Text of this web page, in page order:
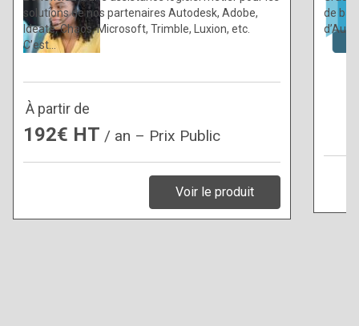
solutions de nos partenaires Autodesk, Adobe,
Ideate, Chaos, Microsoft, Trimble, Luxion, etc.
C’est…
À partir de
192€ HT / an – Prix Public
Voir le produit
de